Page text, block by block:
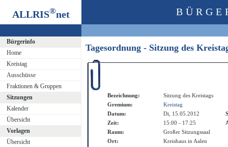
ALLRIS®net
Bürgerinfo
Home
Kreistag
Ausschüsse
Fraktionen & Gruppen
Sitzungen
Kalender
Übersicht
Vorlagen
Übersicht
Tagesordnung - Sitzung des
Bezeichnung:
Sitzung des Kreistags
Gremium:
Kreistag
Datum:
Di, 15.05.2012
Zeit:
15:00 - 17:25
Raum:
Großer Sitzungssaal
Ort:
Kreishaus in Aalen